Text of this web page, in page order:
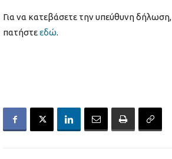
Για να κατεβάσετε την υπεύθυνη δήλωση,
πατήστεεδώ.